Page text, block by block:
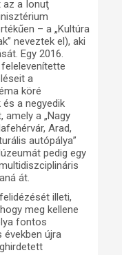
az a Ionuţ
– a „Kultúra
neveztek el), aki
Egy 2016.
a
köré
a negyedik
amely a „Nagy
Arad,
autópálya”
pedig egy
át.
illeti,
meg kellene
fontos
években újra